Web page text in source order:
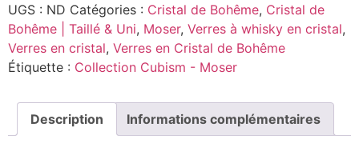
UGS : ND Catégories : Cristal de Bohême, Cristal de
Bohême | Taillé & Uni, Moser, Verres à whisky en cristal,
Verres en cristal, Verres en Cristal de Bohême
Étiquette : Collection Cubism - Moser
Description Informations complémentaires